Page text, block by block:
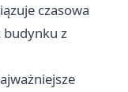
czasowa
budynku z